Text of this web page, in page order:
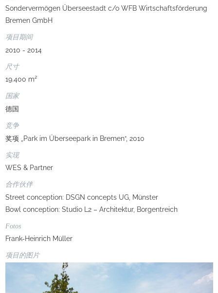
Sondervermögen Überseestadt c/o WFB Wirtschaftsförderung
Bremen GmbH
项目期间
2010 - 2014
尺寸
19.400 m²
国家
德国
竞争
奖项 „Park im Überseepark in Bremen“, 2010
实现
WES & Partner
合作伙伴
Street conception: DSGN concepts UG, Münster
Bowl conception: Studio L2 – Architektur, Borgentreich
Fotos
Frank-Heinrich Müller
项目的图片